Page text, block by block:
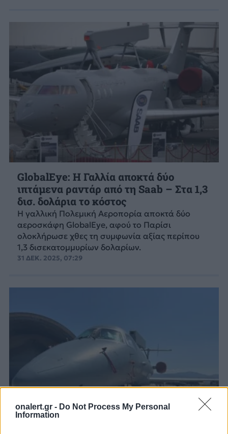
onalert.gr - Do Not Process My Personal
Information
GlobalEye: Η Γαλλία αποκτά δύο
ιπτάμενα ραντάρ από τη Saab – Στα 1,3
δισ. δολάρια το κόστος
H γαλλική Πολεμική Αεροπορία αποκτά δύο
αεροσκάφη GlobalEye, αφού το Παρίσι
ολοκλήρωσε χθες τη συμφωνία αξίας περίπου
1,3 δισεκατομμυρίων δολαρίων.
31 ΔΕΚ. 2025, 07:29